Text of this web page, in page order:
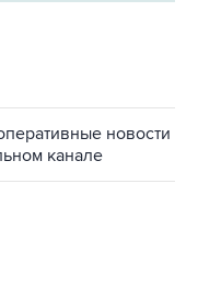
новости
канале